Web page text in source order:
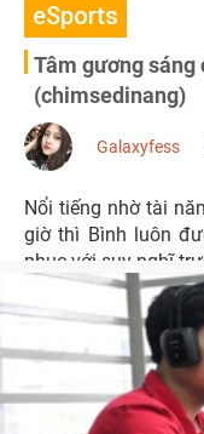
eSports
Tâm gương sáng
(chimsedinang)
Galaxyfess
Nổi tiếng nhờ tài
giờ thì Bình luôn
phục với suy nghĩ